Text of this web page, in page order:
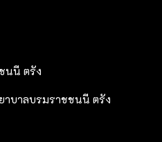
นนี ตรัง
าบาลบรมราชชนนี ตรัง